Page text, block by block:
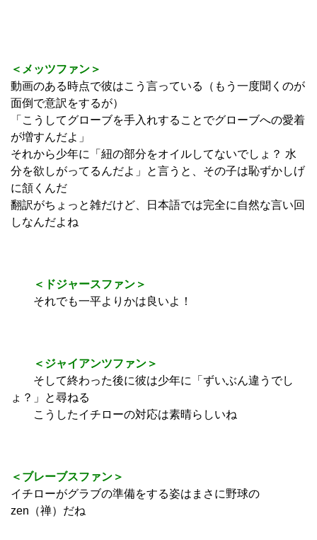
＜メッツファン＞
動画のある時点で彼はこう言っている（もう一度聞くのが
面倒で意訳をするが）
「こうしてグローブを手入れすることでグローブへの愛着
が増すんだよ」
それから少年に「紐の部分をオイルしてないでしょ？ 水
分を欲しがってるんだよ」と言うと、その子は恥ずかしげ
に頷くんだ
翻訳がちょっと雑だけど、日本語では完全に自然な言い回
しなんだよね
＜ドジャースファン＞
それでも一平よりかは良いよ！
＜ジャイアンツファン＞
そして終わった後に彼は少年に「ずいぶん違うでし
ょ？」と尋ねる
こうしたイチローの対応は素晴らしいね
＜ブレーブスファン＞
イチローがグラブの準備をする姿はまさに野球の
zen（禅）だね